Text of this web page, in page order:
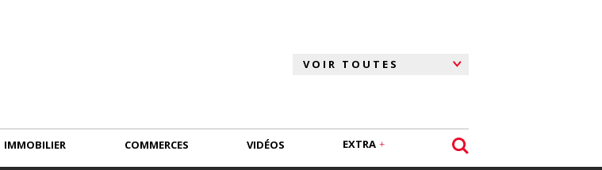
IMMOBILIER COMMERCES VIDÉOS EXTRA